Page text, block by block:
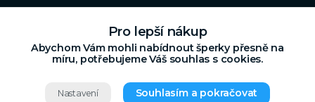
Pro lepší nákup
Abychom Vám mohli nabídnout šperky přesně na
míru, potřebujeme Váš souhlas s cookies.
Nastavení Souhlasím a pokračovat